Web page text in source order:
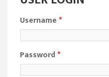
Username*
Password*